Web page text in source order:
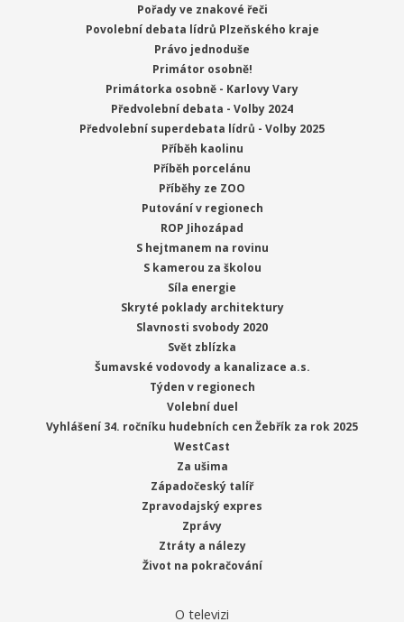
Pořady ve znakové řeči
Povolební debata lídrů Plzeňského kraje
Právo jednoduše
Primátor osobně!
Primátorka osobně - Karlovy Vary
Předvolební debata - Volby 2024
Předvolební superdebata lídrů - Volby 2025
Příběh kaolinu
Příběh porcelánu
Příběhy ze ZOO
Putování v regionech
ROP Jihozápad
S hejtmanem na rovinu
S kamerou za školou
Síla energie
Skryté poklady architektury
Slavnosti svobody 2020
Svět zblízka
Šumavské vodovody a kanalizace a.s.
Týden v regionech
Volební duel
Vyhlášení 34. ročníku hudebních cen Žebřík za rok 2025
WestCast
Za ušima
Západočeský talíř
Zpravodajský expres
Zprávy
Ztráty a nálezy
Život na pokračování
O televizi